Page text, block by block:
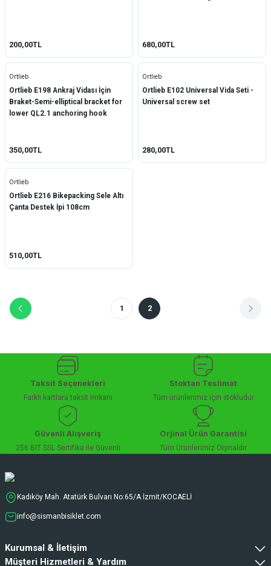
200,00TL 680,00TL
Ortlieb
Ortlieb E198 Ankraj Vidası İçin
Braket-Semi-elliptical bracket for
lower QL2.1 anchoring hook
350,00TL
Ortlieb
Ortlieb E102 Universal Vida Seti -
Universal screw set
280,00TL
Ortlieb
Ortlieb E216 Bikepacking Sele Altı
Çanta Destek İpi 108cm
510,00TL
1 2
Taksit Seçenekleri
Farklı kartlara taksit imkanı
Stoktan Teslimat
Tüm ürünlerimiz için stokludur
Güvenli Alışveriş
256 BIT SSL Sertifika ile Güvenli
Orjinal Ürün Garantisi
Tüm Ürünlerimiz Orjinaldir
Kadıköy Mah. Atatürk Bulvarı No:65/A İzmit/KOCAELİ
info@sismanbisiklet.com
Kurumsal & İletişim
Müşteri Hizmetleri & Yardım